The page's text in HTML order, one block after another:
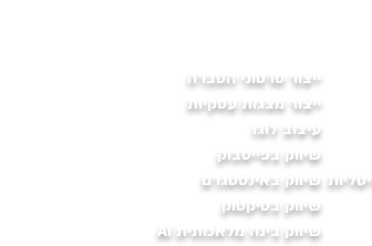
ייצור סרטוני הסברה
ייצור מצגות עסקיות
עיצוב לוגו
שיווק בפייסבוק
שיווק באינסטגרם
שיווק בטיקטוק
שיווק בינה מלאכותית AI